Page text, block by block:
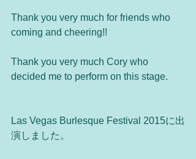
Thank you very much for friends who
coming and cheering!!
Thank you very much Cory who
decided me to perform on this stage.
Las Vegas Burlesque Festival 2015に出
演しました。